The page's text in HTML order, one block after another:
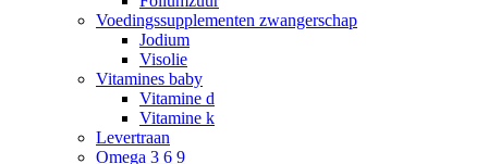
Voedingssupplementen zwangerschap
Jodium
Visolie
Vitamines baby
Vitamine d
Vitamine k
Levertraan
Omega 3 6 9